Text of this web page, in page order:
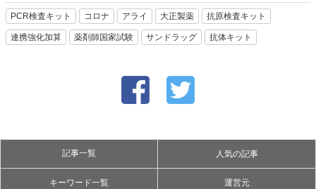
PCR検査キット コロナ アライ 大正製薬 抗原検査キット
連携強化加算 薬剤師国家試験 サンドラッグ 抗体キット
記事一覧 人気の記事
キーワード一覧 運営元